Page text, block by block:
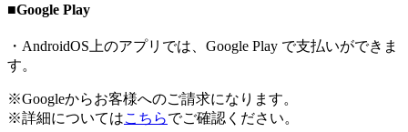
■Google Play
・AndroidOS上のアプリでは、Google Play で支払いができま
す。
※Googleからお客様へのご請求になります。
※詳細についてはこちらでご確認ください。